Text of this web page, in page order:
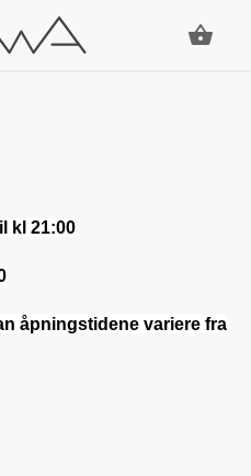
kl 21:00
åpningstidene variere fra